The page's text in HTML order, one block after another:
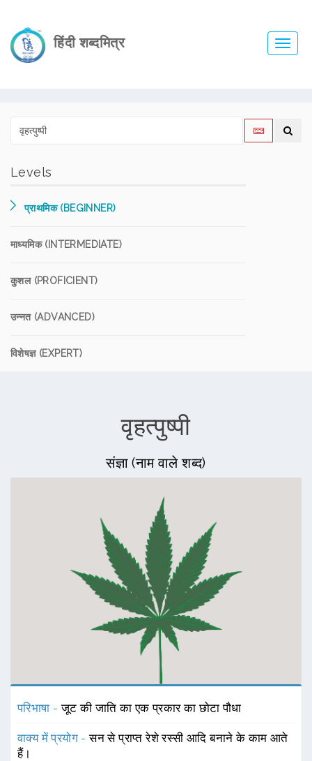
हिंदी शब्दमित्र
Levels
प्राथमिक (BEGINNER)
माध्यमिक (INTERMEDIATE)
कुशल (PROFICIENT)
उन्नत (ADVANCED)
विशेषज्ञ (EXPERT)
वृहत्पुष्पी
संज्ञा (नाम वाले शब्द)
परिभाषा -जूट की जाति का एक प्रकार का छोटा पौधा
वाक्य में प्रयोग -सन से प्राप्त रेशे रस्सी आदि बनाने के काम आते
हैं।